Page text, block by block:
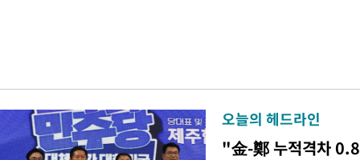
오늘의 헤드라인
"金-鄭 누적격차